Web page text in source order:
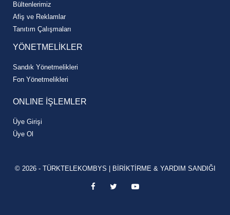
Bültenlerimiz
Afiş ve Reklamlar
Tanıtım Çalışmaları
YÖNETMELİKLER
Sandık Yönetmelikleri
Fon Yönetmelikleri
ONLINE İŞLEMLER
Üye Girişi
Üye Ol
© 2026 - TÜRKTELEKOMBYS | BİRİKTİRME & YARDIM SANDIĞI